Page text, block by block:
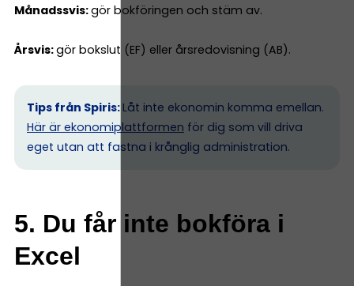
Månadssvis:gör bokföringen och stäm av.
Årsvis:gör bokslut (EF) eller årsredovisning (AB).
Tips från Spiris: Låt inte ekonomin komma emellan.
Här är ekonomiplattformen för dig som vill driva
eget utan att fastna i krånglig administration.
5. Du får inte bokföra i
Excel